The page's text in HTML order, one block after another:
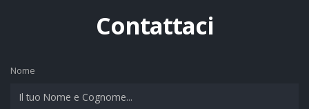
Contattaci
Nome